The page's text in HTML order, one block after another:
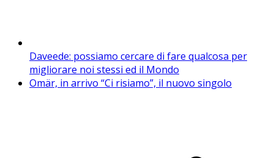
Daveede: possiamo cercare di fare qualcosa per
migliorare noi stessi ed il Mondo
Omär, in arrivo “Ci risiamo”, il nuovo singolo